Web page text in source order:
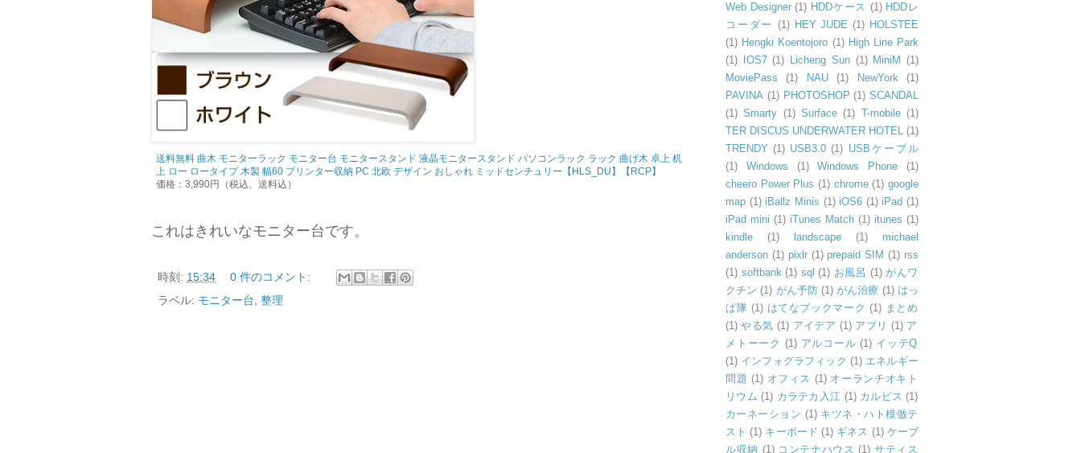
送料無料 曲木 モニターラック モニター台 モニタースタンド 液晶モニタースタンド パソコンラック ラック 曲げ木 卓上 机
上 ロー ロータイプ 木製 幅60 プリンター収納 PC 北欧 デザイン おしゃれ ミッドセンチュリー【HLS_DU】【RCP】
価格：3,990円（税込、送料込）
これはきれいなモニター台です。
時刻: 15:34
0 件のコメント:
ラベル: モニター台, 整理
Web Designer (1) HDDケース (1) HDDレ
コーダー
(1) HEY JUDE (1) HOLSTEE
(1) Hengki Koentojoro (1) High Line Park
(1)
IOS7 (1) Licheng Sun (1) MiniM
(1)
MoviePass
(1) NAU (1) NewYork
(1)
PAVINA (1) PHOTOSHOP (1) SCANDAL
(1) Smarty (1) Surface (1) T-mobile (1)
TER DISCUS UNDERWATER HOTEL (1)
TRENDY (1) USB3.0 (1) USBケーブル
(1)
Windows (1) Windows Phone
(1)
cheero Power Plus (1) chrome (1) google
map (1) iBallz Minis (1) iOS6 (1) iPad (1)
iPad mini (1) iTunes Match (1) itunes (1)
kindle
(1) landscape (1)
michael
anderson (1) pixlr (1) prepaid SIM (1) rss
(1) softbank (1) sql (1) お風呂 (1) がんワ
クチン (1) がん予防 (1) がん治療 (1) はっ
ぱ隊 (1) はてなブックマーク (1) まとめ
(1) やる気 (1) アイデア (1) アプリ (1) ア
メトーーク (1) アルコール (1) イッテQ
(1) インフォグラフィック (1) エネルギー
問題 (1) オフィス (1) オーランチオキト
リウム (1) カラテカ入江 (1) カルピス (1)
カーネーション (1) キツネ・ハト模倣テ
スト (1) キーボード (1) ギネス (1) ケーブ
ル収納 (1) コンテナハウス (1) サティス